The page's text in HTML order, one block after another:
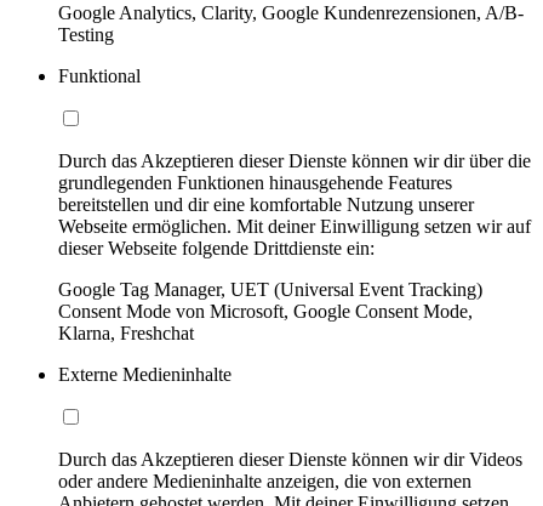
Google Analytics, Clarity, Google Kundenrezensionen, A/B-
Testing
Funktional
Durch das Akzeptieren dieser Dienste können wir dir über die
grundlegenden Funktionen hinausgehende Features
bereitstellen und dir eine komfortable Nutzung unserer
Webseite ermöglichen. Mit deiner Einwilligung setzen wir auf
dieser Webseite folgende Drittdienste ein:
Google Tag Manager, UET (Universal Event Tracking)
Consent Mode von Microsoft, Google Consent Mode,
Klarna, Freshchat
Externe Medieninhalte
Durch das Akzeptieren dieser Dienste können wir dir Videos
oder andere Medieninhalte anzeigen, die von externen